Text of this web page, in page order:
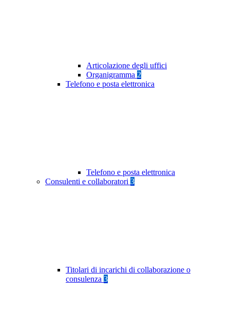
Articolazione degli uffici
Organigramma 2
Telefono e posta elettronica
Telefono e posta elettronica
Consulenti e collaboratori 3
Titolari di incarichi di collaborazione o
consulenza 3